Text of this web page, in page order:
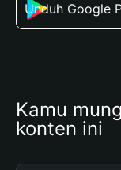
Unduh Google
Kamu
konten ini